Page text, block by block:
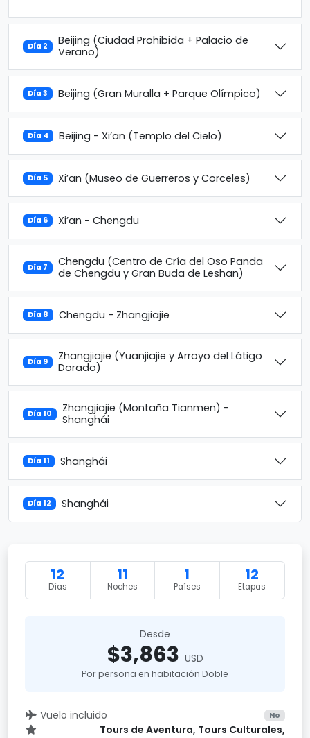
Día 2
Beijing (Ciudad Prohibida + Palacio de
Verano)
Día 3 Beijing (Gran Muralla + Parque Olímpico)
Día 4 Beijing - Xi’an (Templo del Cielo)
Día 5 Xi’an (Museo de Guerreros y Corceles)
Día 6 Xi’an - Chengdu
Día 7
Chengdu (Centro de Cría del Oso Panda
de Chengdu y Gran Buda de Leshan)
Día 8 Chengdu - Zhangjiajie
Día 9
Zhangjiajie (Yuanjiajie y Arroyo del Látigo
Dorado)
Día 10
Zhangjiajie (Montaña Tianmen) -
Shanghái
Día 11 Shanghái
Día 12 Shanghái
12
Días
11
Noches
1
Países
12
Etapas
Desde
$3,863 USD
Por persona en habitación Doble
Vuelo incluido No
Tours de Aventura, Tours Culturales,